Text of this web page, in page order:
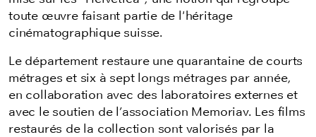
toute œuvre faisant partie de l'héritage
cinématographique suisse.
Le département restaure une quarantaine de courts
métrages et six à sept longs métrages par année,
en collaboration avec des laboratoires externes et
avec le soutien de l’association Memoriav. Les films
restaurés de la collection sont valorisés par la